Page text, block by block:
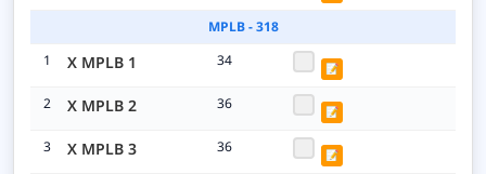
MPLB - 318
1
X MPLB 1 34 📝
2 X MPLB 2 36 📝
3 X MPLB 3 36 📝